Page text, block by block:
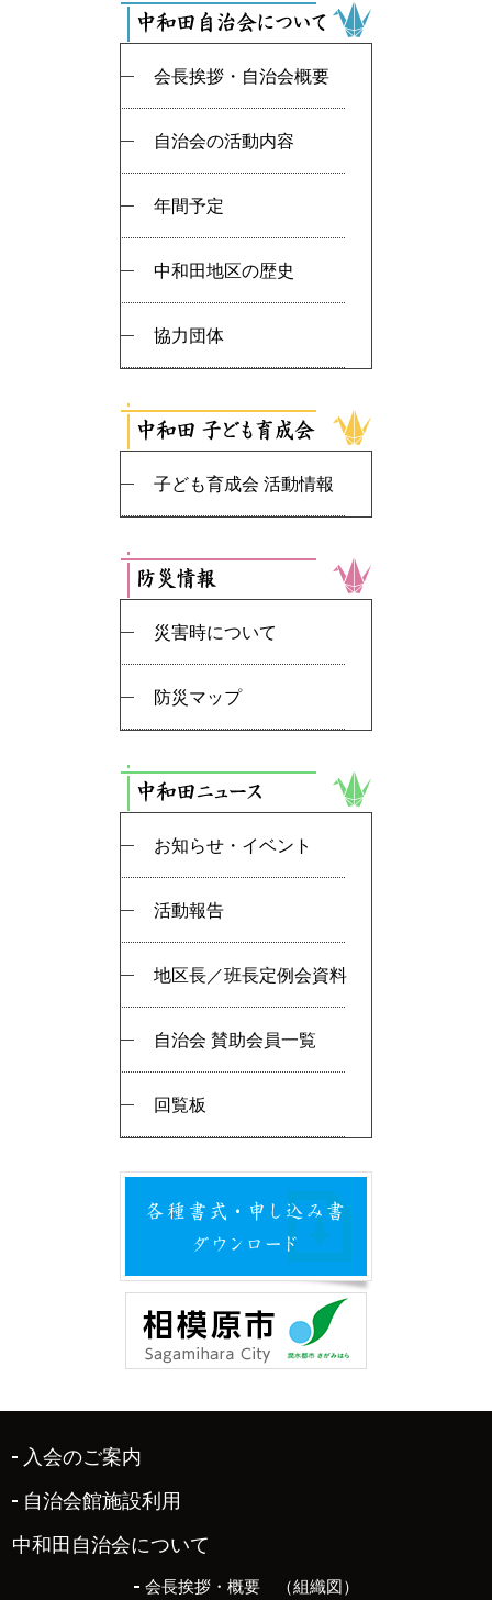
会長挨拶・自治会概要
自治会の活動内容
年間予定
中和田地区の歴史
協力団体
子ども育成会 活動情報
災害時について
防災マップ
お知らせ・イベント
活動報告
地区長／班長定例会資料
自治会 賛助会員一覧
回覧板
入会のご案内
自治会館施設利用
中和田自治会について
会長挨拶・概要 （組織図）